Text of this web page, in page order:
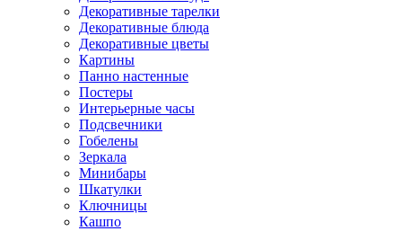
Декоративные тарелки
Декоративные блюда
Декоративные цветы
Картины
Панно настенные
Постеры
Интерьерные часы
Подсвечники
Гобелены
Зеркала
Минибары
Шкатулки
Ключницы
Кашпо